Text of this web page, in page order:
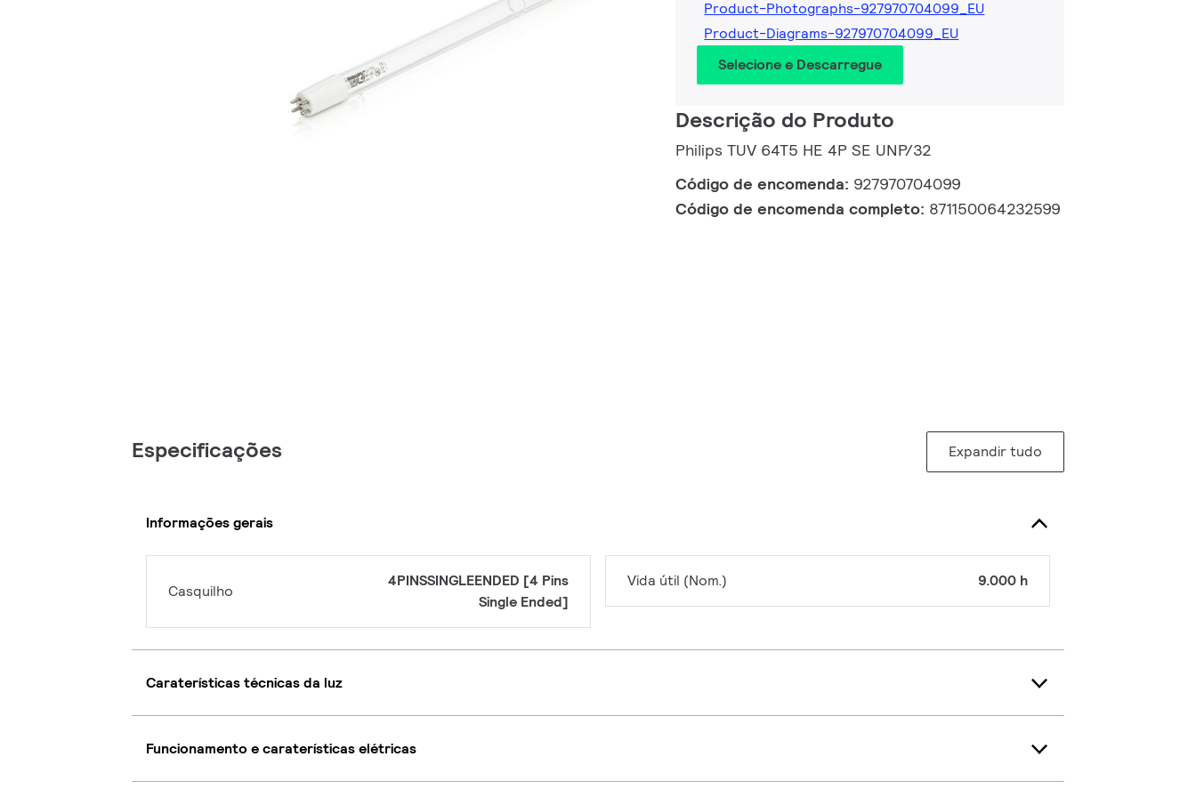
Product-Photographs-927970704099_EU
Product-Diagrams-927970704099_EU
Selecione e Descarregue
Descrição do Produto
Philips TUV 64T5 HE 4P SE UNP/32
Código de encomenda: 927970704099
Código de encomenda completo: 871150064232599
Especificações Expandir tudo
Informações gerais
Casquilho
4PINSSINGLEENDED [4 Pins
Single Ended]
Vida útil (Nom.) 9.000 h
Caraterísticas técnicas da luz
Funcionamento e caraterísticas elétricas